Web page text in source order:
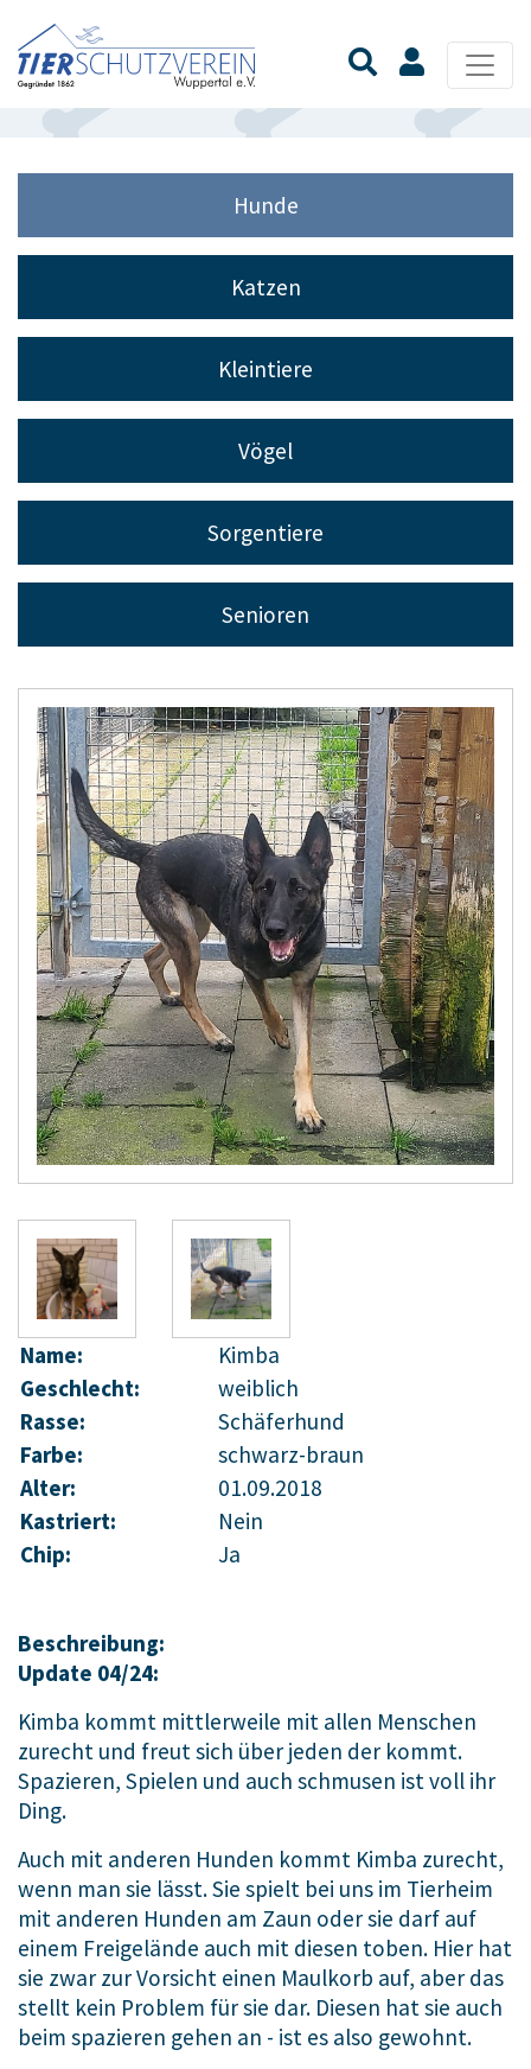
Hunde
Katzen
Kleintiere
Vögel
Sorgentiere
Senioren
Name:
Kimba
Geschlecht:
weiblich
Rasse:
Schäferhund
Farbe:
schwarz-braun
Alter:
01.09.2018
Kastriert:
Nein
Chip:
Ja
Beschreibung:
Update 04/24:
Kimba kommt mittlerweile mit allen Menschen
zurecht und freut sich über jeden der kommt.
Spazieren, Spielen und auch schmusen ist voll ihr
Ding.
Auch mit anderen Hunden kommt Kimba zurecht,
wenn man sie lässt. Sie spielt bei uns im Tierheim
mit anderen Hunden am Zaun oder sie darf auf
einem Freigelände auch mit diesen toben. Hier hat
sie zwar zur Vorsicht einen Maulkorb auf, aber das
stellt kein Problem für sie dar. Diesen hat sie auch
beim spazieren gehen an - ist es also gewohnt.